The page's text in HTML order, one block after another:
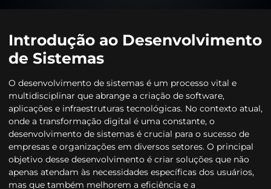
Introdução ao Desenvolvimento
de Sistemas
O desenvolvimento de sistemas é um processo vital e
multidisciplinar que abrange a criação de software,
aplicações e infraestruturas tecnológicas. No contexto atual,
onde a transformação digital é uma constante, o
desenvolvimento de sistemas é crucial para o sucesso de
empresas e organizações em diversos setores. O principal
objetivo desse desenvolvimento é criar soluções que não
apenas atendam às necessidades específicas dos usuários,
mas que também melhorem a eficiência e a